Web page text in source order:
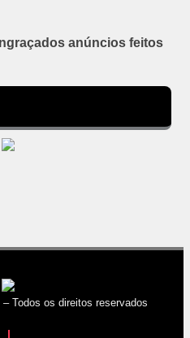
anúncios feitos
Todos os direitos reservados